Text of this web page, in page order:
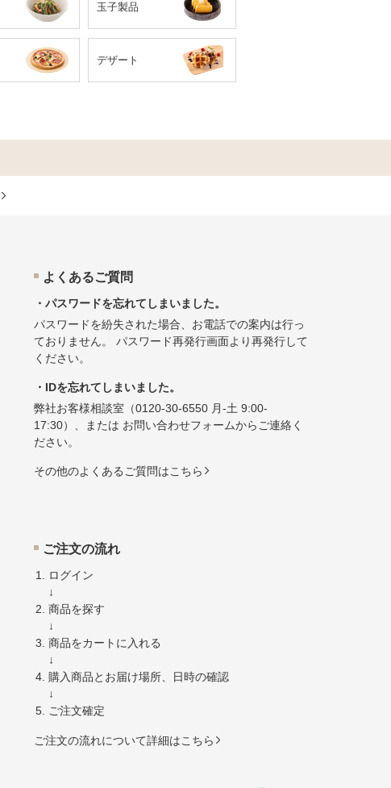
玉子製品
デザート
よくあるご質問
・パスワードを忘れてしまいました。
パスワードを紛失された場合、お電話での案内は行っ
ておりません。 パスワード再発行画面より再発行して
ください。
・IDを忘れてしまいました。
弊社お客様相談室（0120-30-6550月-土 9:00-
17:30）、または お問い合わせフォームからご連絡く
ださい。
その他のよくあるご質問はこちら
ご注文の流れ
ログイン
↓
商品を探す
↓
商品をカートに入れる
↓
購入商品とお届け場所、日時の確認
↓
ご注文確定
ご注文の流れについて詳細はこちら